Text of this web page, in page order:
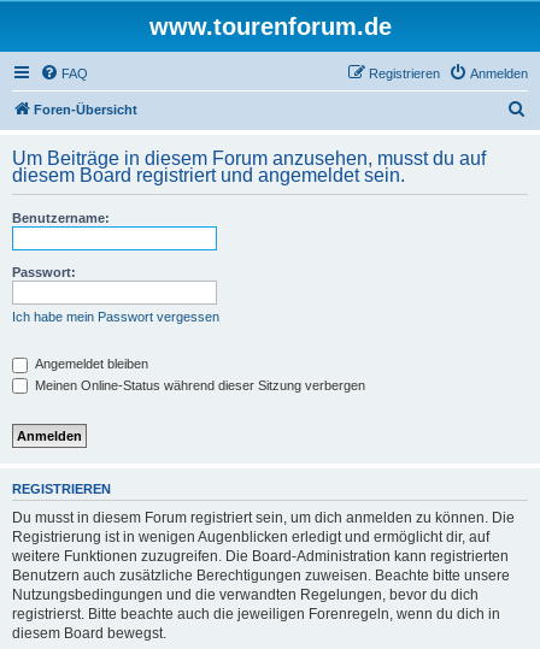
www.tourenforum.de
FAQ Anmelden
Registrieren
Foren-Übersicht
h
Um Beiträge in diesem Forum anzusehen, musst du auf
diesem Board registriert und angemeldet sein.
Benutzername:
Passwort:
Ich habe mein Passwort vergessen
Angemeldet bleiben
Meinen Online-Status während dieser Sitzung verbergen
REGISTRIEREN
Du musst in diesem Forum registriert sein, um dich anmelden zu können. Die
Registrierung ist in wenigen Augenblicken erledigt und ermöglicht dir, auf
weitere Funktionen zuzugreifen. Die Board-Administration kann registrierten
Benutzern auch zusätzliche Berechtigungen zuweisen. Beachte bitte unsere
Nutzungsbedingungen und die verwandten Regelungen, bevor du dich
registrierst. Bitte beachte auch die jeweiligen Forenregeln, wenn du dich in
diesem Board bewegst.